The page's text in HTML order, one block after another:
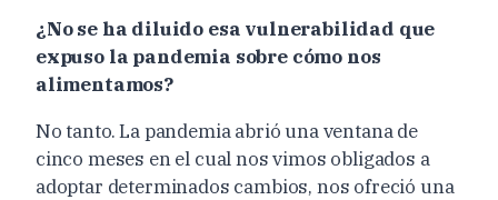
¿No se ha diluido esa vulnerabilidad que
expuso la pandemia sobre cómo nos
alimentamos?
No tanto. La pandemia abrió una ventana de
cinco meses en el cual nos vimos obligados a
adoptar determinados cambios, nos ofreció una